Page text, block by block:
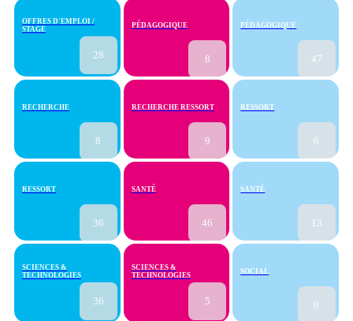
OFFRES D'EMPLOI /
STAGE
28
PÉDAGOGIQUE
8
PÉDAGOGIQUE
47
RECHERCHE
8
RECHERCHE RESSORT
9
RESSORT
6
RESSORT
36
SANTÉ
46
SANTÉ
13
SCIENCES &
TECHNOLOGIES
36
SCIENCES &
TECHNOLOGIES
5
SOCIAL
9